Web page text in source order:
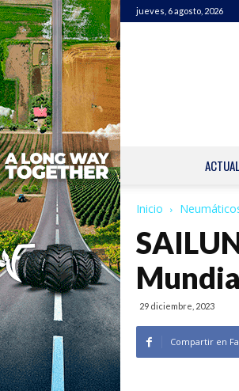
jueves, 6 agosto, 2026
Inicio
29 diciembre, 2023
Compartir en